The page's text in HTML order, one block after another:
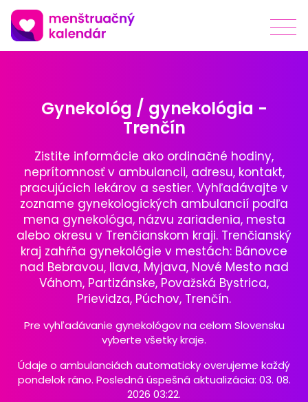
Gynekológ / gynekológia -
Trenčín
Zistite informácie ako ordinačné hodiny,
neprítomnosť v ambulancii, adresu, kontakt,
pracujúcich lekárov a sestier. Vyhľadávajte v
zozname gynekologických ambulancií podľa
mena gynekológa, názvu zariadenia, mesta
alebo okresu v Trenčianskom kraji. Trenčianský
kraj zahŕňa gynekológie v mestách: Bánovce
nad Bebravou, Ilava, Myjava, Nové Mesto nad
Váhom, Partizánske, Považská Bystrica,
Prievidza, Púchov, Trenčín.
Pre vyhľadávanie gynekológov na celom Slovensku
vyberte všetky kraje.
Údaje o ambulanciách automaticky overujeme každý
pondelok ráno. Posledná úspešná aktualizácia: 03. 08.
2026 03:22.